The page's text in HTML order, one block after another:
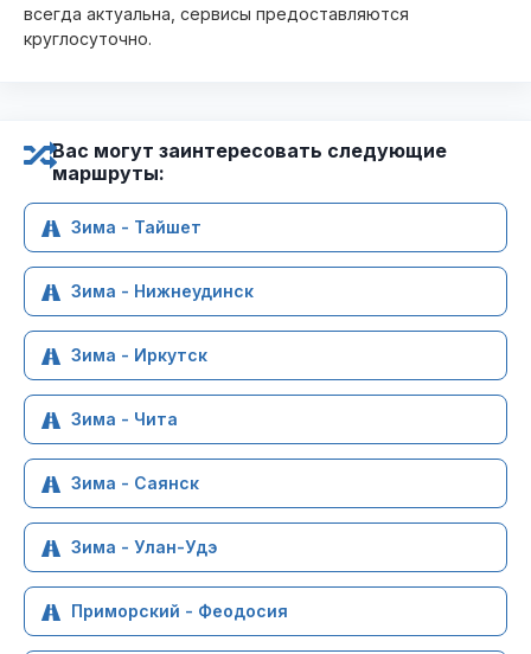
всегда актуальна, сервисы предоставляются
круглосуточно.
Вас могут заинтересовать следующие
маршруты:
Зима - Тайшет
Зима - Нижнеудинск
Зима - Иркутск
Зима - Чита
Зима - Саянск
Зима - Улан-Удэ
Приморский - Феодосия